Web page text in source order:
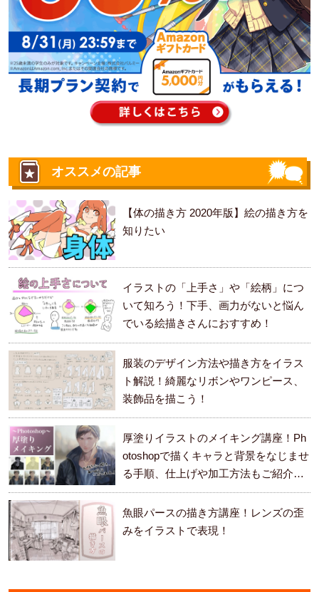
オススメの記事
【体の描き方 2020年版】絵の描き方を
知りたい
イラストの「上手さ」や「絵柄」につ
いて知ろう！下手、画力がないと悩ん
でいる絵描きさんにおすすめ！
服装のデザイン方法や描き方をイラス
ト解説！綺麗なリボンやワンピース、
装飾品を描こう！
厚塗りイラストのメイキング講座！Ph
otoshopで描くキャラと背景をなじませ
る手順、仕上げや加工方法もご紹介し
ます。
魚眼パースの描き方講座！レンズの歪
みをイラストで表現！